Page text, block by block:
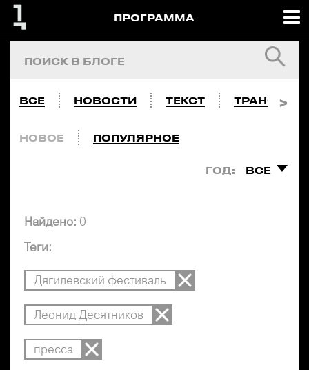
ПРОГРАММА
ВСЕ НОВОСТИ ТЕКСТ
НОВОЕ ПОПУЛЯРНОЕ
ГОД: ВСЕ
Найдено: 0
Теги:
Дягилевский фестиваль
Леонид Десятников
пресса